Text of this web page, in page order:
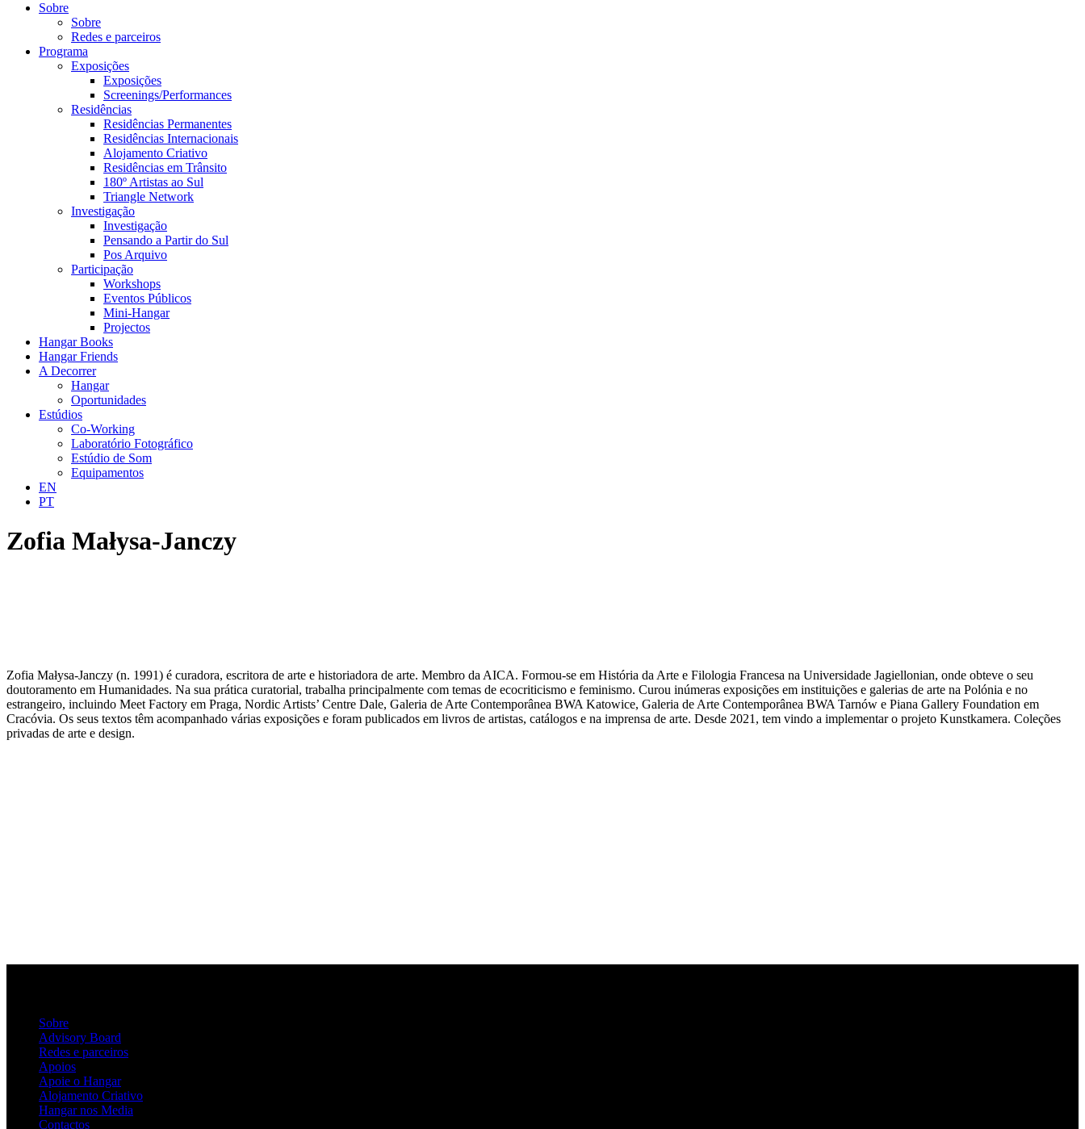
Sobre
Sobre
Redes e parceiros
Programa
Exposições
Exposições
Screenings/Performances
Residências
Residências Permanentes
Residências Internacionais
Alojamento Criativo
Residências em Trânsito
180º Artistas ao Sul
Triangle Network
Investigação
Investigação
Pensando a Partir do Sul
Pos Arquivo
Participação
Workshops
Eventos Públicos
Mini-Hangar
Projectos
Hangar Books
Hangar Friends
A Decorrer
Hangar
Oportunidades
Estúdios
Co-Working
Laboratório Fotográfico
Estúdio de Som
Equipamentos
EN
PT
Zofia Małysa-Janczy
Zofia Małysa-Janczy (n. 1991) é curadora, escritora de arte e historiadora de arte. Membro da AICA. Formou-se em História da Arte e Filologia Francesa na Universidade Jagiellonian, onde obteve o seu
doutoramento em Humanidades. Na sua prática curatorial, trabalha principalmente com temas de ecocriticismo e feminismo. Curou inúmeras exposições em instituições e galerias de arte na Polónia e no
estrangeiro, incluindo Meet Factory em Praga, Nordic Artists’ Centre Dale, Galeria de Arte Contemporânea BWA Katowice, Galeria de Arte Contemporânea BWA Tarnów e Piana Gallery Foundation em
Cracóvia. Os seus textos têm acompanhado várias exposições e foram publicados em livros de artistas, catálogos e na imprensa de arte. Desde 2021, tem vindo a implementar o projeto Kunstkamera. Coleções
privadas de arte e design.
Sobre
Advisory Board
Redes e parceiros
Apoios
Apoie o Hangar
Alojamento Criativo
Hangar nos Media
Contactos